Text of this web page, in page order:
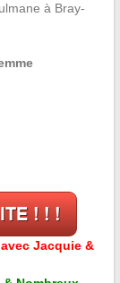
à Bray-
Jacquie &